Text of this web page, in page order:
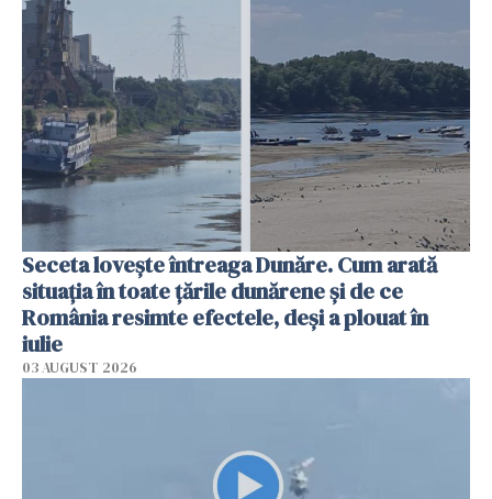
Seceta lovește întreaga Dunăre. Cum arată
situația în toate țările dunărene și de ce
România resimte efectele, deși a plouat în
iulie
03 AUGUST 2026